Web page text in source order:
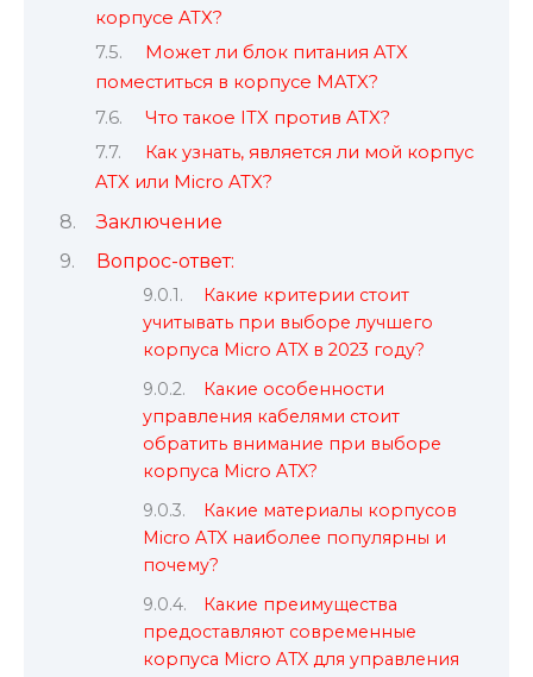
корпусе ATX?
Может ли блок питания ATX
поместиться в корпусе MATX?
Что такое ITX против ATX?
Как узнать, является ли мой корпус
ATX или Micro ATX?
Заключение
Вопрос-ответ:
Какие критерии стоит
учитывать при выборе лучшего
корпуса Micro ATX в 2023 году?
Какие особенности
управления кабелями стоит
обратить внимание при выборе
корпуса Micro ATX?
Какие материалы корпусов
Micro ATX наиболее популярны и
почему?
Какие преимущества
предоставляют современные
корпуса Micro ATX для управления